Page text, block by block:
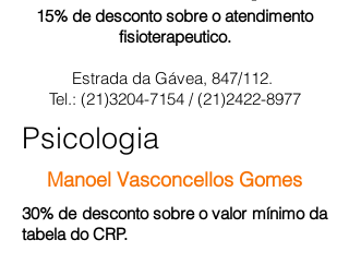
15% de desconto sobre o atendimento
fisioterapeutico.
Estrada da Gávea, 847/112.
Tel.: (21)3204-7154/(21)2422-8977
Psicologia
Manoel Vasconcellos Gomes
30% de desconto sobre o valor mínimo da
tabela do CRP.